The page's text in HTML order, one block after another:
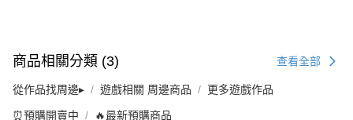
商品相關分類 (3) 查看全部
從作品找周邊▸ 遊戲相關 周邊商品 更多遊戲作品
⏰預購開賣中 🔥最新預購商品